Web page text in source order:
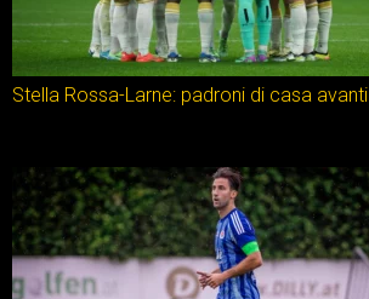
Stella Rossa-Larne: padroni di casa avanti